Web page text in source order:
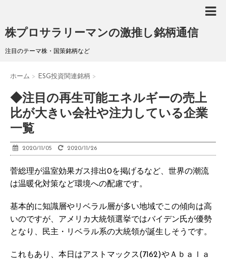
株プロサラリーマンの激推し銘柄通信
注目のテーマ株・国策銘柄など
ホーム > ESG投資関連銘柄 >
◆注目の再生可能エネルギーの売上
比が大きい会社や注力している企業
一覧
2020/11/05 2020/11/26
菅総理が温室効果ガス排出0を掲げるなど、世界の潮流
は温暖化対策など環境への配慮です。
基本的に知識層やリベラル層が多い地域でこの傾向は高
いのですが、アメリカ大統領選挙ではバイデン氏が優勢
となり、民主・リベラル系の大統領が誕生しそうです。
これもあり、本日はアストマックス(7162)やＡｂａｌａ